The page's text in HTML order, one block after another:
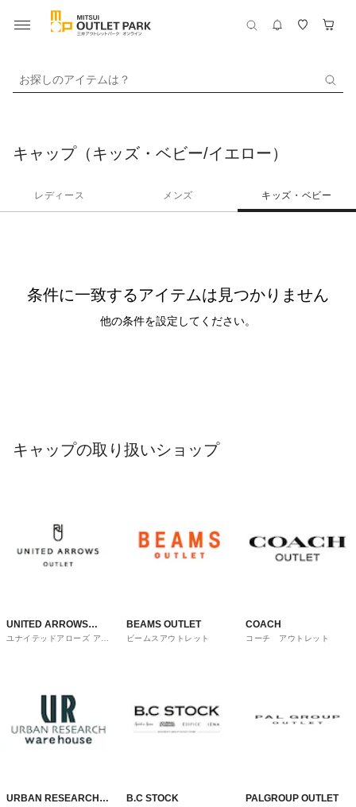
お探しのアイテムは？
キャップ（キッズ・ベビー/イエロー）
レディース メンズ キッズ・ベビー
条件に一致するアイテムは見つかりません
他の条件を設定してください。
キャップの取り扱いショップ
UNITED ARROWS
OUTLET
ユナイテッドアローズ アウ
BEAMS OUTLET
ビームスアウトレット
COACH
コーチ アウトレット
URBAN RESEARCH
B.C STOCK PALGROUP OUTLET